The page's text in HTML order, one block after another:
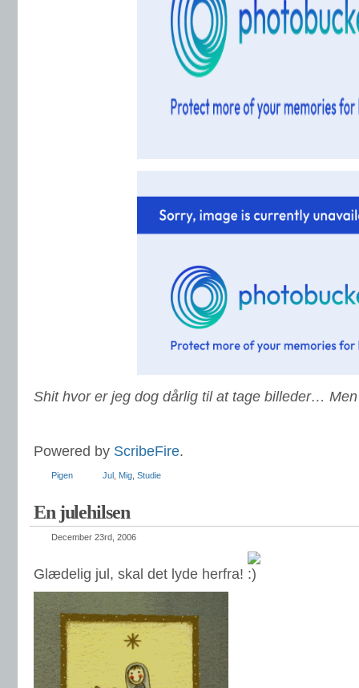
Shit hvor er jeg dog dårlig til at tage billeder…
Powered by ScribeFire.
Pigen Jul Mig Studie
En julehilsen
December 23rd, 2006
Glædelig jul, skal det lyde herfra!